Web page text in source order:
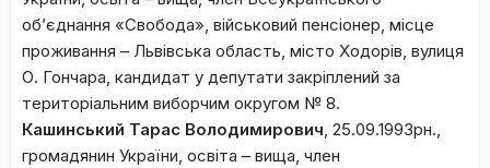
об’єднання «Свобода», військовий пенсіонер, місце
проживання – Львівська область, місто Ходорів, вулиця
О. Гончара, кандидат у депутати закріплений за
територіальним виборчим округом № 8.
Кашинський Тарас Володимирович, 25.09.1993рн.,
громадянин України, освіта – вища, член